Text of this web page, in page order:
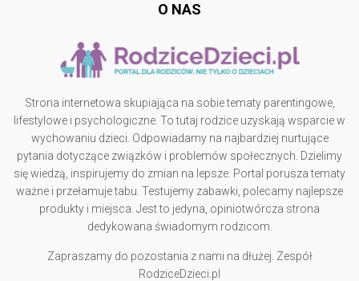
O NAS
Strona internetowa skupiająca na sobie tematy parentingowe,
lifestylowe i psychologiczne. To tutaj rodzice uzyskają wsparcie w
wychowaniu dzieci. Odpowiadamy na najbardziej nurtujące
pytania dotyczące związków i problemów społecznych. Dzielimy
się wiedzą, inspirujemy do zmian na lepsze. Portal porusza tematy
ważne i przełamuje tabu. Testujemy zabawki, polecamy najlepsze
produkty i miejsca. Jest to jedyna, opiniotwórcza strona
dedykowana świadomym rodzicom.
Zapraszamy do pozostania z nami na dłużej. Zespół
RodziceDzieci.pl